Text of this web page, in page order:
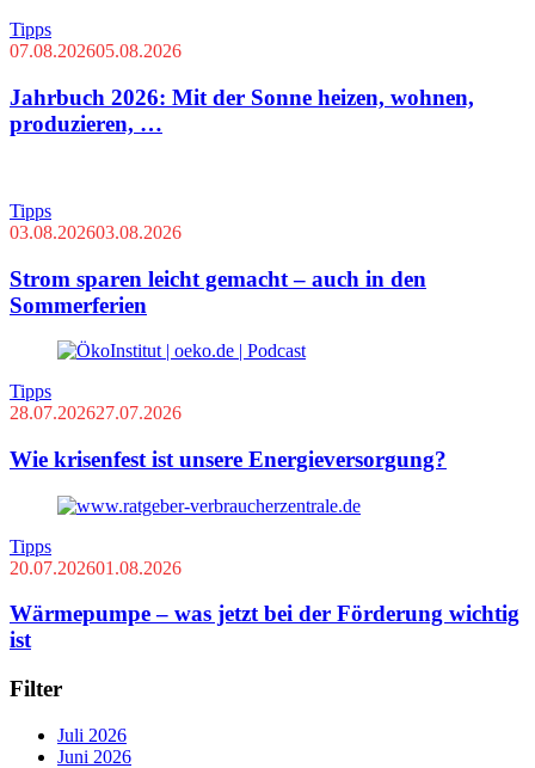
Tipps
07.08.202605.08.2026
Jahrbuch 2026: Mit der Sonne heizen, wohnen,
produzieren, …
Tipps
03.08.202603.08.2026
Strom sparen leicht gemacht – auch in den
Sommerferien
Tipps
28.07.202627.07.2026
Wie krisenfest ist unsere Energieversorgung?
Tipps
20.07.202601.08.2026
Wärmepumpe – was jetzt bei der Förderung wichtig
ist
Filter
Juli 2026
Juni 2026